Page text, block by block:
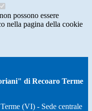
possono essere
nella pagina della cookie
di Recoaro Terme
(VI) - Sede centrale